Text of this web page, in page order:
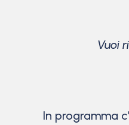
Vuoi
In programma